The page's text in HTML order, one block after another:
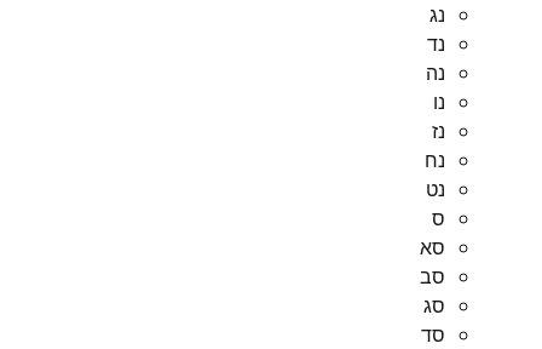
נג
נד
נה
נו
נז
נח
נט
ס
סא
סב
סג
סד